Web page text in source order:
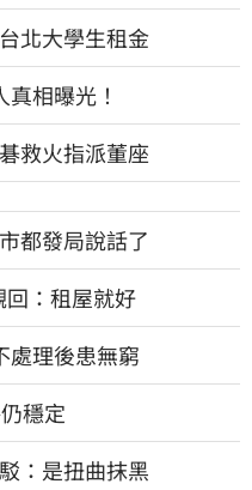
北大學生租金
相曝光！
救火指派董座
都發局說話了
：租屋就好
理後患無窮
穩定
：是扭曲抹黑